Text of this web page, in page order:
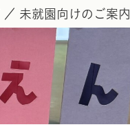
未就園向けのご案内